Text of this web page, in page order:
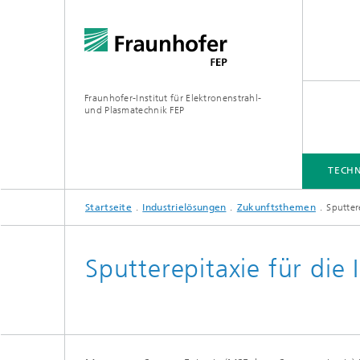
Fraunhofer-Institut für Elektronenstrahl-
und Plasmatechnik FEP
TECHNOLOGIEN UND SERVICES
INDUSTRIELÖSUNGEN
ANLAGENTECHNIK
MEDIATHEK
Startseite Industrielösungen Zukunftsthemen
Sputterepitaxie für die